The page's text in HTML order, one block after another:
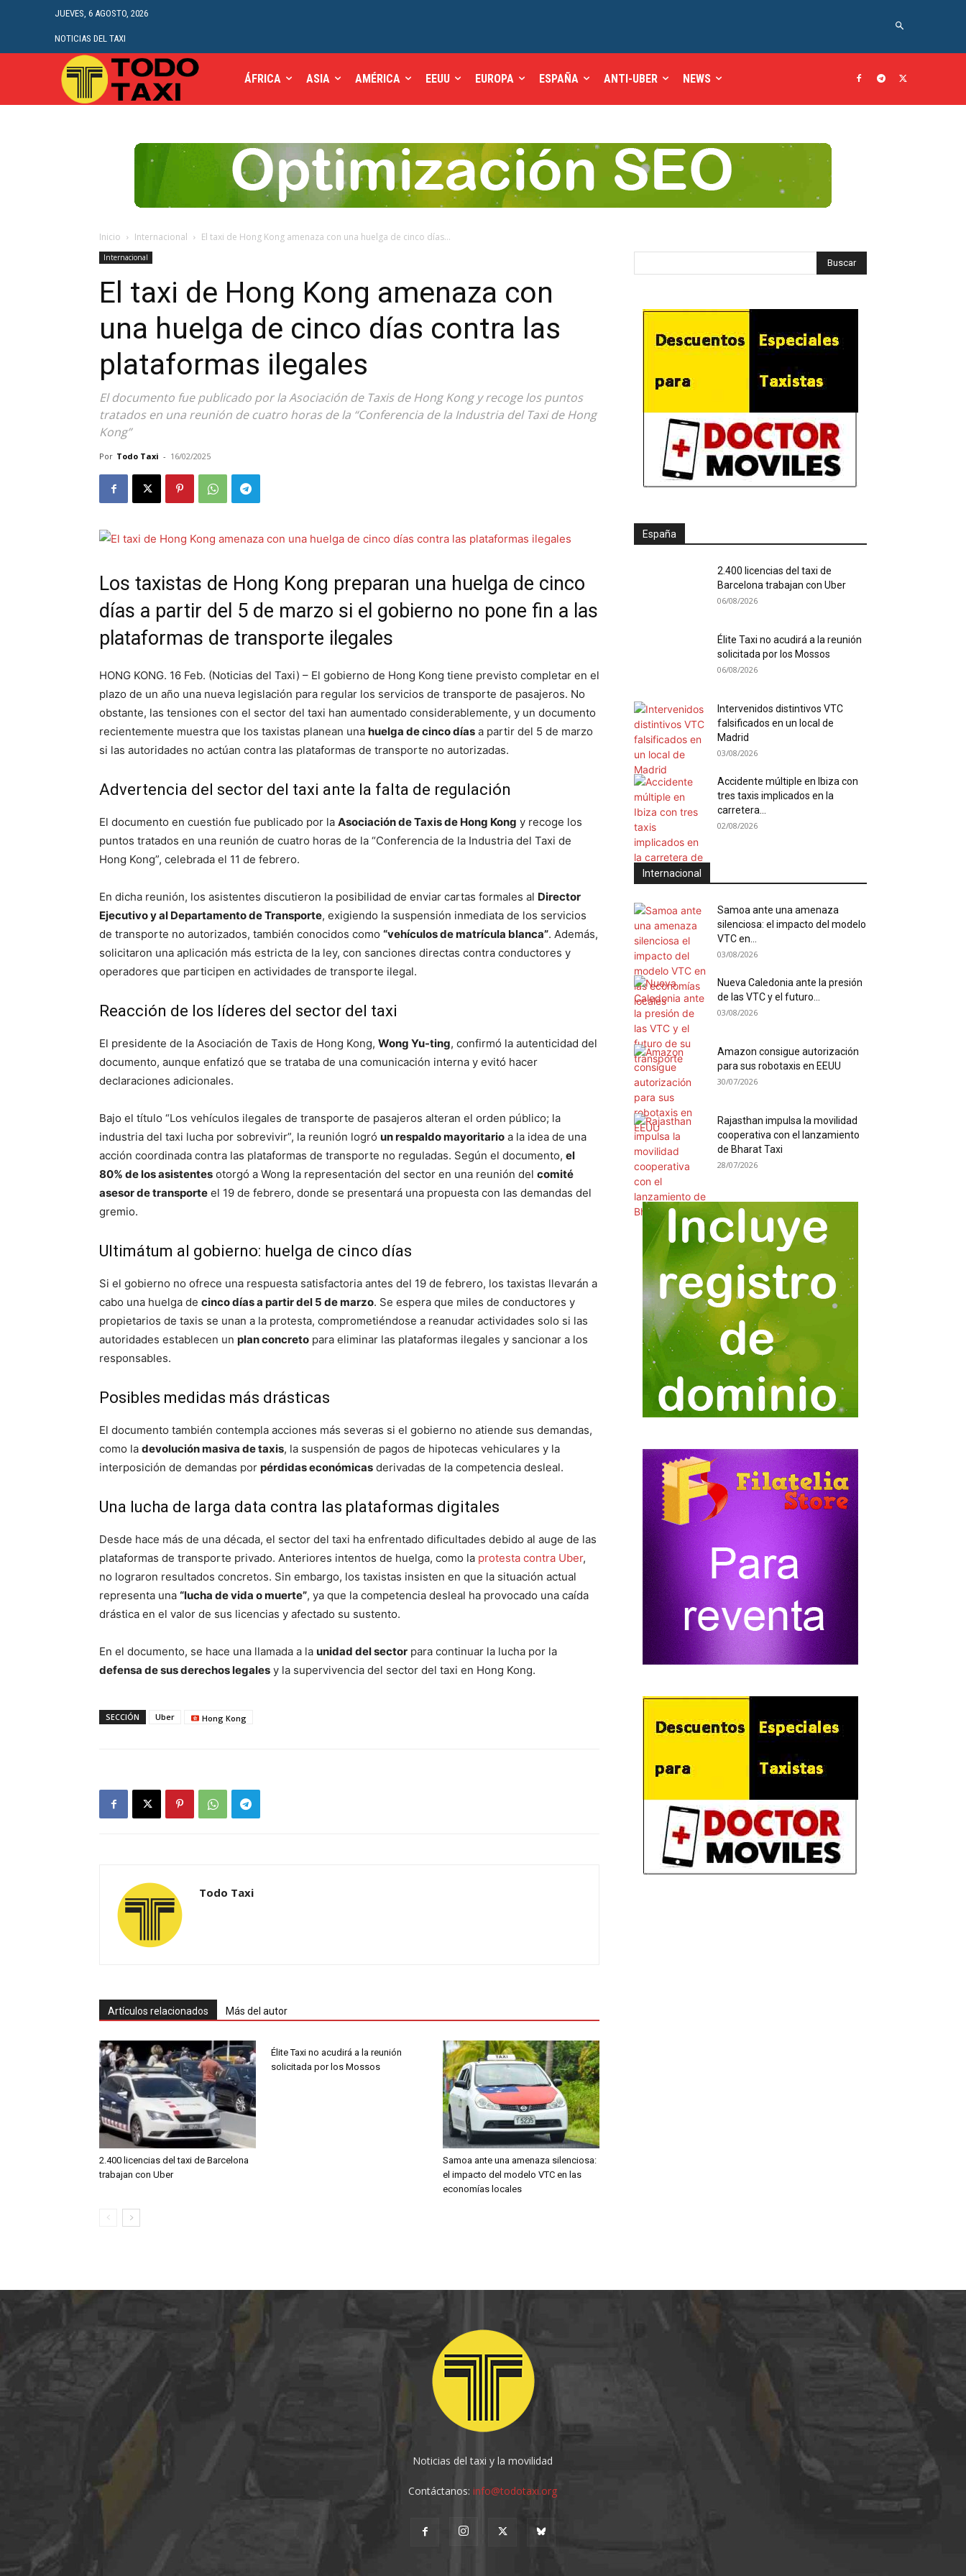
JUEVES, 6 AGOSTO, 2026
NOTICIAS DEL TAXI
ÁFRICA ASIA AMÉRICA EEUU EUROPA ESPAÑA ANTI-UBER NEWS
Inicio Internacional El taxi de Hong Kong amenaza con una huelga de cinco días...
Internacional
El taxi de Hong Kong amenaza con
una huelga de cinco días contra las
plataformas ilegales
El documento fue publicado por la Asociación de Taxis de Hong Kong y recoge los puntos
tratados en una reunión de cuatro horas de la “Conferencia de la Industria del Taxi de Hong
Kong”
Por Todo Taxi - 16/02/2025
Los taxistas de Hong Kong preparan una huelga de cinco
días a partir del 5 de marzo si el gobierno no pone fin a las
plataformas de transporte ilegales
HONG KONG. 16 Feb. (Noticias del Taxi) – El gobierno de Hong Kong tiene previsto completar en el
plazo de un año una nueva legislación para regular los servicios de transporte de pasajeros. No
obstante, las tensiones con el sector del taxi han aumentado considerablemente, y un documento
recientemente muestra que los taxistas planean una huelga de cinco días a partir del 5 de marzo
si las autoridades no actúan contra las plataformas de transporte no autorizadas.
Advertencia del sector del taxi ante la falta de regulación
El documento en cuestión fue publicado por la Asociación de Taxis de Hong Kong y recoge los
puntos tratados en una reunión de cuatro horas de la “Conferencia de la Industria del Taxi de
Hong Kong”, celebrada el 11 de febrero.
En dicha reunión, los asistentes discutieron la posibilidad de enviar cartas formales al Director
Ejecutivo y al Departamento de Transporte, exigiendo la suspensión inmediata de los servicios
de transporte no autorizados, también conocidos como “vehículos de matrícula blanca”. Además,
solicitaron una aplicación más estricta de la ley, con sanciones directas contra conductores y
operadores que participen en actividades de transporte ilegal.
Reacción de los líderes del sector del taxi
El presidente de la Asociación de Taxis de Hong Kong, Wong Yu-ting, confirmó la autenticidad del
documento, aunque enfatizó que se trataba de una comunicación interna y evitó hacer
declaraciones adicionales.
Bajo el título “Los vehículos ilegales de transporte de pasajeros alteran el orden público; la
industria del taxi lucha por sobrevivir”, la reunión logró un respaldo mayoritario a la idea de una
acción coordinada contra las plataformas de transporte no reguladas. Según el documento, el
80% de los asistentes otorgó a Wong la representación del sector en una reunión del comité
asesor de transporte el 19 de febrero, donde se presentará una propuesta con las demandas del
gremio.
Ultimátum al gobierno: huelga de cinco días
Si el gobierno no ofrece una respuesta satisfactoria antes del 19 de febrero, los taxistas llevarán a
cabo una huelga de cinco días a partir del 5 de marzo. Se espera que miles de conductores y
propietarios de taxis se unan a la protesta, comprometiéndose a reanudar actividades solo si las
autoridades establecen un plan concreto para eliminar las plataformas ilegales y sancionar a los
responsables.
Posibles medidas más drásticas
El documento también contempla acciones más severas si el gobierno no atiende sus demandas,
como la devolución masiva de taxis, la suspensión de pagos de hipotecas vehiculares y la
interposición de demandas por pérdidas económicas derivadas de la competencia desleal.
Una lucha de larga data contra las plataformas digitales
Desde hace más de una década, el sector del taxi ha enfrentado dificultades debido al auge de las
plataformas de transporte privado. Anteriores intentos de huelga, como la protesta contra Uber,
no lograron resultados concretos. Sin embargo, los taxistas insisten en que la situación actual
representa una “lucha de vida o muerte”, ya que la competencia desleal ha provocado una caída
drástica en el valor de sus licencias y afectado su sustento.
En el documento, se hace una llamada a la unidad del sector para continuar la lucha por la
defensa de sus derechos legales y la supervivencia del sector del taxi en Hong Kong.
SECCIÓN Uber Hong Kong
Todo Taxi
Artículos relacionados Más del autor
2.400 licencias del taxi de Barcelona
trabajan con Uber
Élite Taxi no acudirá a la reunión
solicitada por los Mossos
Samoa ante una amenaza silenciosa:
el impacto del modelo VTC en las
economías locales
España
2.400 licencias del taxi de
Barcelona trabajan con Uber
06/08/2026
Élite Taxi no acudirá a la reunión
solicitada por los Mossos
06/08/2026
Intervenidos distintivos VTC
falsificados en un local de
Madrid
03/08/2026
Accidente múltiple en Ibiza con
tres taxis implicados en la
carretera...
02/08/2026
Internacional
Samoa ante una amenaza
silenciosa: el impacto del modelo
VTC en...
03/08/2026
Nueva Caledonia ante la presión
de las VTC y el futuro...
03/08/2026
Amazon consigue autorización
para sus robotaxis en EEUU
30/07/2026
Rajasthan impulsa la movilidad
cooperativa con el lanzamiento
de Bharat Taxi
28/07/2026
Noticias del taxi y la movilidad
Contáctanos:info@todotaxi.org